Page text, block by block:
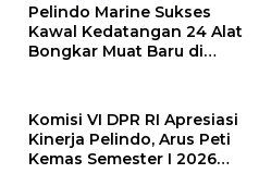
Pelindo Marine Sukses
Kawal Kedatangan 24 Alat
Bongkar Muat Baru di
Komisi VI DPR RI Apresiasi
Kinerja Pelindo, Arus Peti
Kemas Semester I 2026